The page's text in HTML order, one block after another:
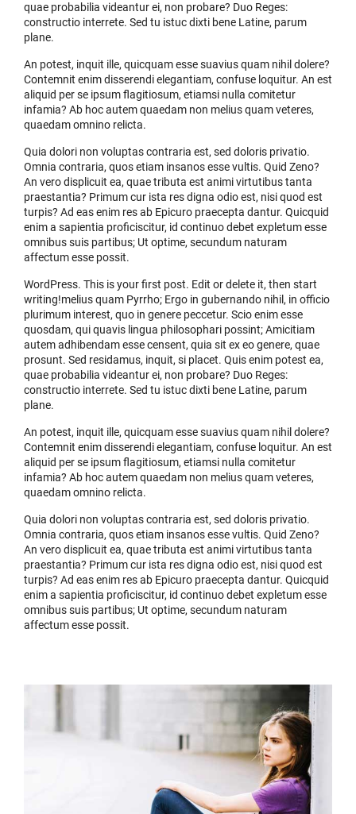
quae probabilia videantur ei, non probare? Duo Reges:
constructio interrete. Sed tu istuc dixti bene Latine, parum
plane.
An potest, inquit ille, quicquam esse suavius quam nihil dolere?
Contemnit enim disserendi elegantiam, confuse loquitur. An est
aliquid per se ipsum flagitiosum, etiamsi nulla comitetur
infamia? Ab hoc autem quaedam non melius quam veteres,
quaedam omnino relicta.
Quia dolori non voluptas contraria est, sed doloris privatio.
Omnia contraria, quos etiam insanos esse vultis. Quid Zeno?
An vero displicuit ea, quae tributa est animi virtutibus tanta
praestantia? Primum cur ista res digna odio est, nisi quod est
turpis? Ad eas enim res ab Epicuro praecepta dantur. Quicquid
enim a sapientia proficiscitur, id continuo debet expletum esse
omnibus suis partibus; Ut optime, secundum naturam
affectum esse possit.
WordPress. This is your first post. Edit or delete it, then start
writing!melius quam Pyrrho; Ergo in gubernando nihil, in officio
plurimum interest, quo in genere peccetur. Scio enim esse
quosdam, qui quavis lingua philosophari possint; Amicitiam
autem adhibendam esse censent, quia sit ex eo genere, quae
prosunt. Sed residamus, inquit, si placet. Quis enim potest ea,
quae probabilia videantur ei, non probare? Duo Reges:
constructio interrete. Sed tu istuc dixti bene Latine, parum
plane.
An potest, inquit ille, quicquam esse suavius quam nihil dolere?
Contemnit enim disserendi elegantiam, confuse loquitur. An est
aliquid per se ipsum flagitiosum, etiamsi nulla comitetur
infamia? Ab hoc autem quaedam non melius quam veteres,
quaedam omnino relicta.
Quia dolori non voluptas contraria est, sed doloris privatio.
Omnia contraria, quos etiam insanos esse vultis. Quid Zeno?
An vero displicuit ea, quae tributa est animi virtutibus tanta
praestantia? Primum cur ista res digna odio est, nisi quod est
turpis? Ad eas enim res ab Epicuro praecepta dantur. Quicquid
enim a sapientia proficiscitur, id continuo debet expletum esse
omnibus suis partibus; Ut optime, secundum naturam
affectum esse possit.